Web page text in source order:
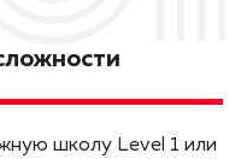
школу Level 1 или